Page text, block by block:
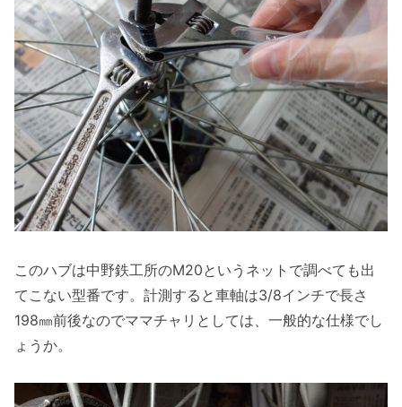
このハブは中野鉄工所のM20というネットで調べても出
てこない型番です。計測すると車軸は3/8インチで長さ
198㎜前後なのでママチャリとしては、一般的な仕様でし
ょうか。